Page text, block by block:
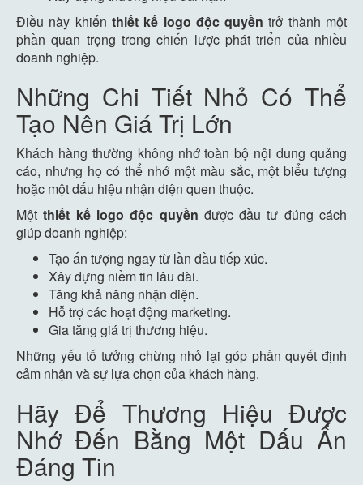
Điều này khiến thiết kế logo độc quyền trở thành một
phần quan trọng trong chiến lược phát triển của nhiều
doanh nghiệp.
Những Chi Tiết Nhỏ Có Thể
Tạo Nên Giá Trị Lớn
Khách hàng thường không nhớ toàn bộ nội dung quảng
cáo, nhưng họ có thể nhớ một màu sắc, một biểu tượng
hoặc một dấu hiệu nhận diện quen thuộc.
Mộtthiết kế logo độc quyền được đầu tư đúng cách
giúp doanh nghiệp:
Tạo ấn tượng ngay từ lần đầu tiếp xúc.
Xây dựng niềm tin lâu dài.
Tăng khả năng nhận diện.
Hỗ trợ các hoạt động marketing.
Gia tăng giá trị thương hiệu.
Những yếu tố tưởng chừng nhỏ lại góp phần quyết định
cảm nhận và sự lựa chọn của khách hàng.
Hãy Để Thương Hiệu Được
Nhớ Đến Bằng Một Dấu Ấn
Đáng Tin